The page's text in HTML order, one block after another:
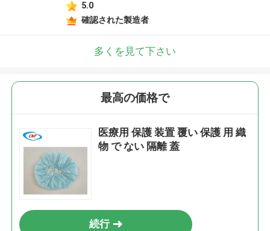
5.0
確認された製造者
多くを見て下さい
最高の価格で
医療用 保護 装置 覆い 保護 用 織
物 で ない 隔離 蓋
続行